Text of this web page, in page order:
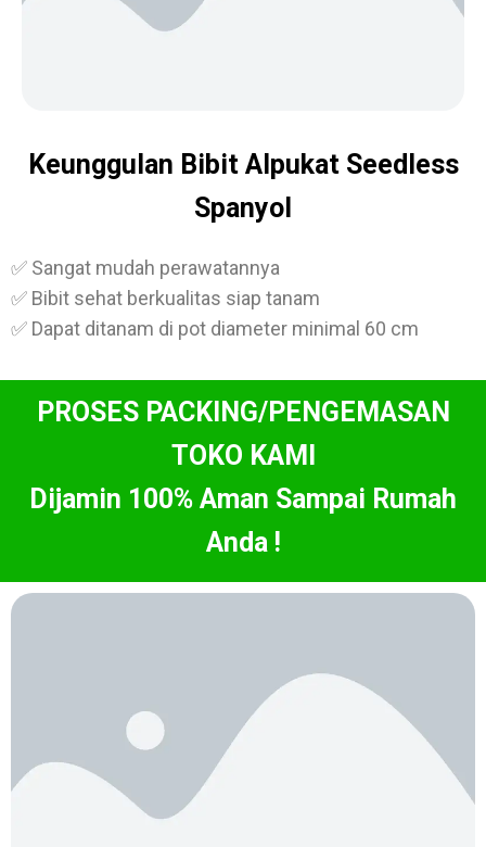
Keunggulan Bibit Alpukat Seedless
Spanyol
✅ Sangat mudah perawatannya
✅ Bibit sehat berkualitas siap tanam
✅ Dapat ditanam di pot diameter minimal 60 cm
PROSES PACKING/PENGEMASAN
TOKO KAMI
Dijamin 100% Aman Sampai Rumah
Anda !